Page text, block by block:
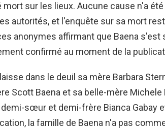
mort sur les lieux. Aucune cause n'a
autorités, et l'enquête sur sa mort
anonymes affirmant que Baena s'est
confirmé au moment de la
dans le deuil sa mère Barbara
Scott Baena et sa belle-mère Michele
demi-sœur et demi-frère Bianca Gabay
la famille de Baena n'a pas